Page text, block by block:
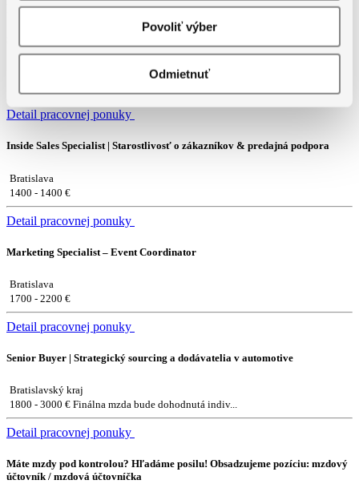
Povoliť výber
Odmietnuť
Podobné pracovné ponuky
Detail pracovnej ponuky
Inside Sales Specialist | Starostlivosť o zákazníkov & predajná podpora
Bratislava
1400 - 1400 €
Detail pracovnej ponuky
Marketing Specialist – Event Coordinator
Bratislava
1700 - 2200 €
Detail pracovnej ponuky
Senior Buyer | Strategický sourcing a dodávatelia v automotive
Bratislavský kraj
1800 - 3000 € Finálna mzda bude dohodnutá indiv...
Detail pracovnej ponuky
Máte mzdy pod kontrolou? Hľadáme posilu! Obsadzujeme pozíciu: mzdový
účtovník / mzdová účtovníčka